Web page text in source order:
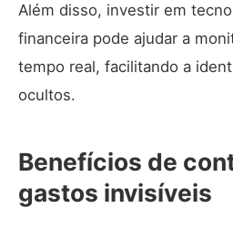
Além disso, investir em
financeira pode ajudar a
tempo real, facilitando a
ocultos.
Benefícios de
gastos invisíveis